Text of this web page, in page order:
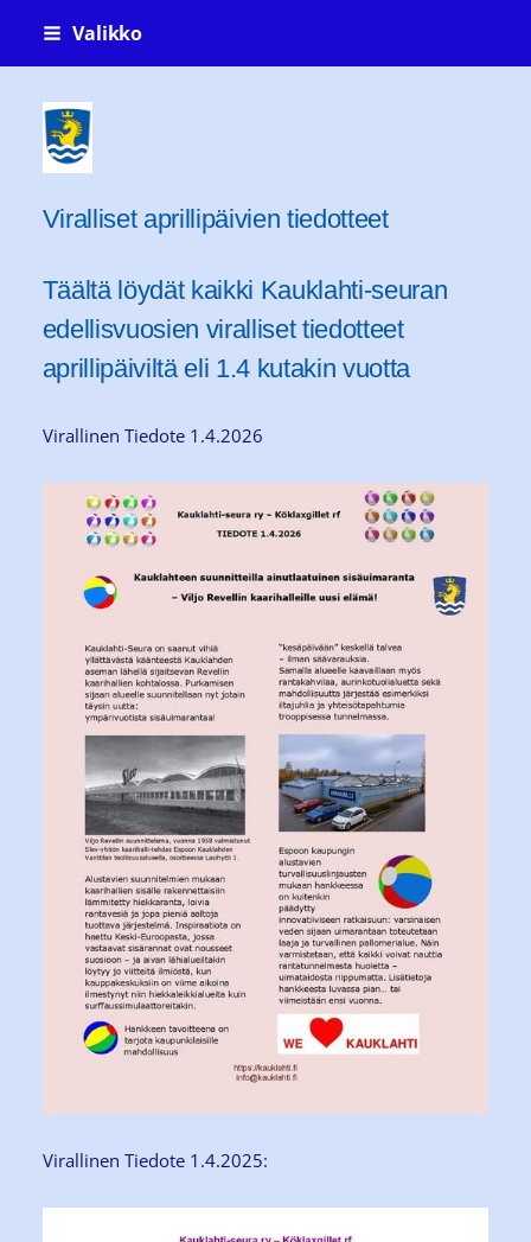
Siirry
Valikko
Kauklahti-seura ry Köklaxgillet rf
Viralliset aprillipäivien tiedotteet
Täältä löydät kaikki Kauklahti-seuran
edellisvuosien viralliset tiedotteet
aprillipäiviltä eli 1.4 kutakin vuotta
Virallinen Tiedote 1.4.2026
Virallinen Tiedote 1.4.2025: